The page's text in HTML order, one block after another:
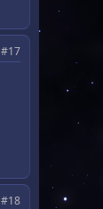
#17
#18